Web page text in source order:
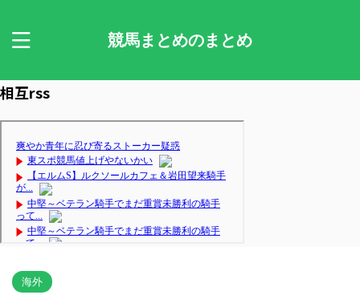
競馬まとめのまとめ
相互rss
海外